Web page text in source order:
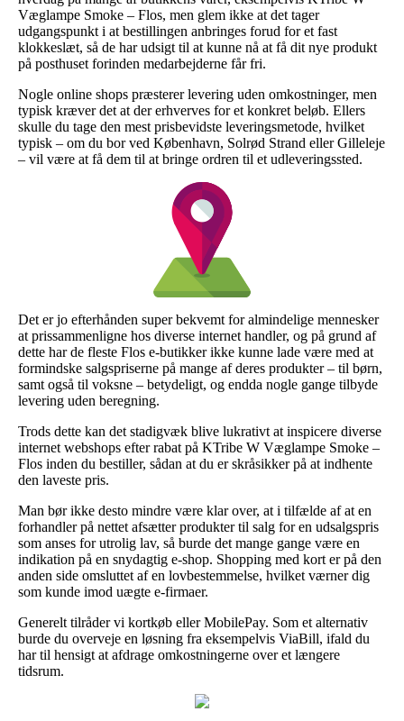
Væglampe Smoke – Flos, men glem ikke at det tager
udgangspunkt i at bestillingen anbringes forud for et fast
klokkeslæt, så de har udsigt til at kunne nå at få dit nye produkt
på posthuset forinden medarbejderne får fri.
Nogle online shops præsterer levering uden omkostninger, men
typisk kræver det at der erhverves for et konkret beløb. Ellers
skulle du tage den mest prisbevidste leveringsmetode, hvilket
typisk – om du bor ved København, Solrød Strand eller Gilleleje
– vil være at få dem til at bringe ordren til et udleveringssted.
Det er jo efterhånden super bekvemt for almindelige mennesker
at prissammenligne hos diverse internet handler, og på grund af
dette har de fleste Flos e-butikker ikke kunne lade være med at
formindske salgspriserne på mange af deres produkter – til børn,
samt også til voksne – betydeligt, og endda nogle gange tilbyde
levering uden beregning.
Trods dette kan det stadigvæk blive lukrativt at inspicere diverse
internet webshops efter rabat på KTribe W Væglampe Smoke –
Flos inden du bestiller, sådan at du er skråsikker på at indhente
den laveste pris.
Man bør ikke desto mindre være klar over, at i tilfælde af at en
forhandler på nettet afsætter produkter til salg for en udsalgspris
som anses for utrolig lav, så burde det mange gange være en
indikation på en snydagtig e-shop. Shopping med kort er på den
anden side omsluttet af en lovbestemmelse, hvilket værner dig
som kunde imod uægte e-firmaer.
Generelt tilråder vi kortkøb eller MobilePay. Som et alternativ
burde du overveje en løsning fra eksempelvis ViaBill, ifald du
har til hensigt at afdrage omkostningerne over et længere
tidsrum.